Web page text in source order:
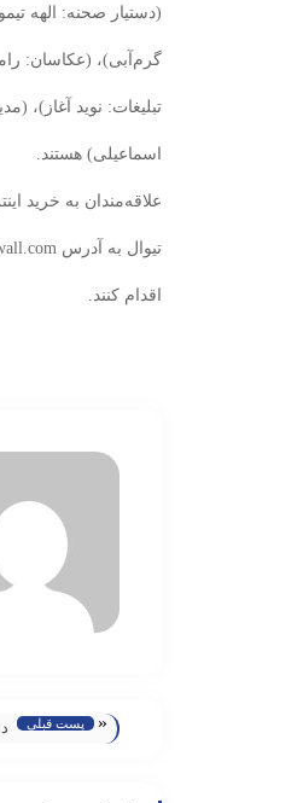
(دستیار صحنه: الهه
‌گرم‌آبی)، (عکاسان:
تبلیغات: نوید ‌آغاز)،
اسماعیلی) هستند.
علاقه‌مندان به خرید
اقدام کنند.
« پست قبلی